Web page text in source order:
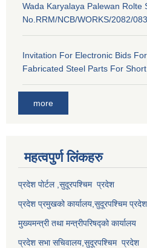
Wada Karyalaya Palewan Rolte
No.RRM/NCB/WORKS/2082/
Invitation For Electronic Bids
Fabricated Steel Parts For
more
महत्वपुर्ण लि‌ंकहरु
प्रदेश पोर्टल ,सुदूरपश्चिम प्रदेश
प्रदेश प्रमुखको कार्यालय, सुदूरपश्चिमप्रदेश
मुख्यमन्त्री तथा मन्त्रीपरिषद्को कार्यालय
प्रदेश सभा सचिवालय, सुदूरपश्चिम प्रदेश